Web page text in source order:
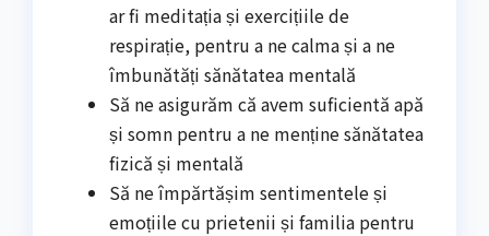
ar fi meditația și exercițiile de
respirație, pentru a ne calma și a ne
îmbunătăți sănătatea mentală
Să ne asigurăm că avem suficientă apă
și somn pentru a ne menține sănătatea
fizică și mentală
Să ne împărtășim sentimentele și
emoțiile cu prietenii și familia pentru